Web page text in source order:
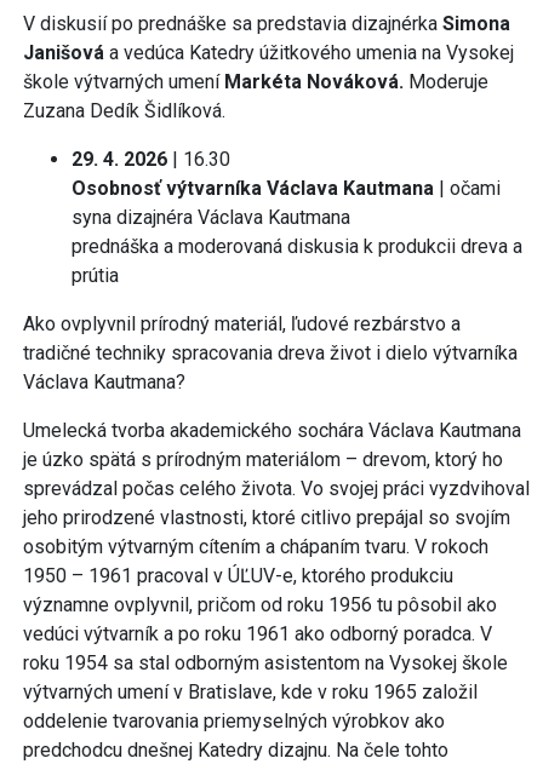
V diskusií po prednáške sa predstavia dizajnérka Simona
Janišová a vedúca Katedry úžitkového umenia na Vysokej
škole výtvarných umení Markéta Nováková. Moderuje
Zuzana Dedík Šidlíková.
29. 4. 2026 | 16.30
Osobnosť výtvarníka Václava Kautmana | očami
syna dizajnéra Václava Kautmana
prednáška a moderovaná diskusia k produkcii dreva a
prútia
Ako ovplyvnil prírodný materiál, ľudové rezbárstvo a
tradičné techniky spracovania dreva život i dielo výtvarníka
Václava Kautmana?
Umelecká tvorba akademického sochára Václava Kautmana
je úzko spätá s prírodným materiálom – drevom, ktorý ho
sprevádzal počas celého života. Vo svojej práci vyzdvihoval
jeho prirodzené vlastnosti, ktoré citlivo prepájal so svojím
osobitým výtvarným cítením a chápaním tvaru. V rokoch
1950 – 1961 pracoval v ÚĽUV-e, ktorého produkciu
významne ovplyvnil, pričom od roku 1956 tu pôsobil ako
vedúci výtvarník a po roku 1961 ako odborný poradca. V
roku 1954 sa stal odborným asistentom na Vysokej škole
výtvarných umení v Bratislave, kde v roku 1965 založil
oddelenie tvarovania priemyselných výrobkov ako
predchodcu dnešnej Katedry dizajnu. Na čele tohto